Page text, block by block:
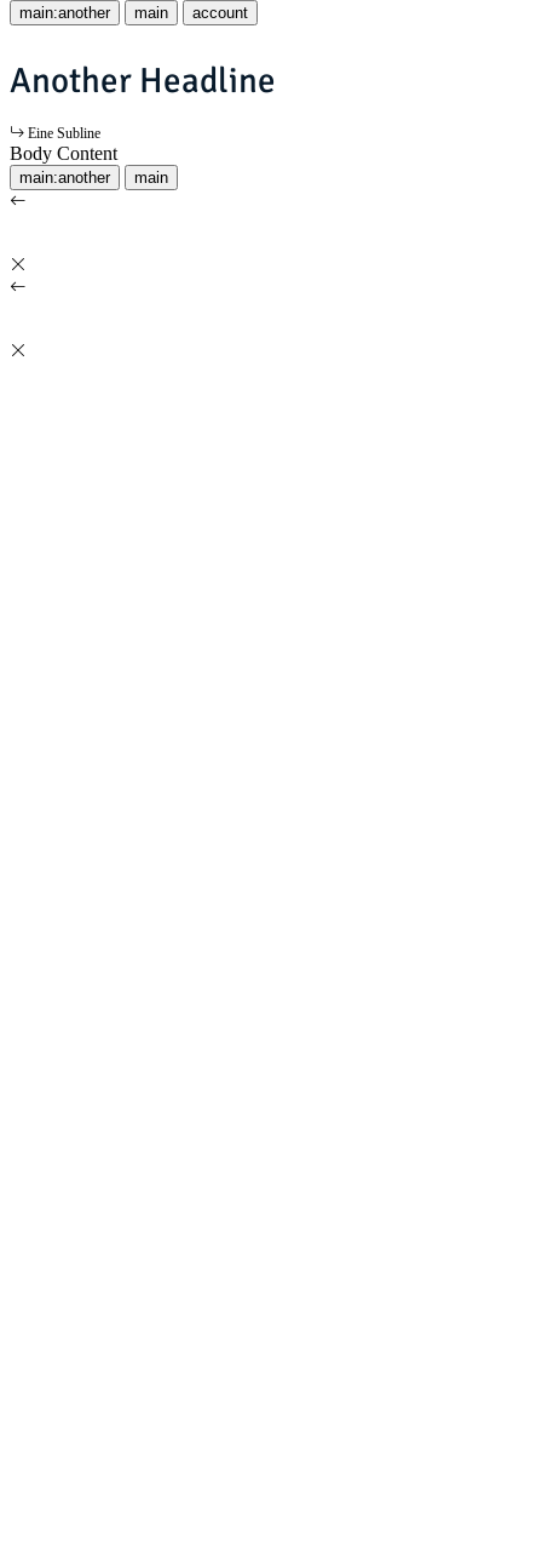
main:another main account
Another Headline
Eine Subline
Body Content
main:another main